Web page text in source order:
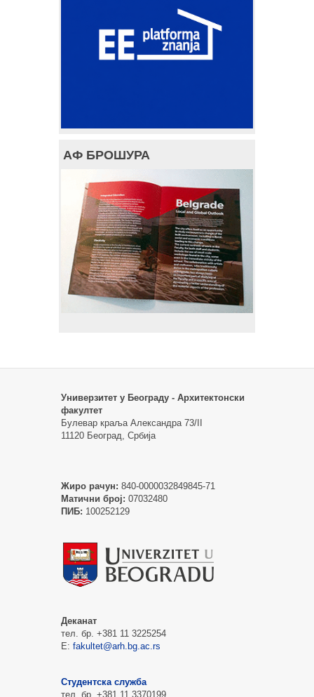
АФ БРОШУРА
Универзитет у Београду - Архитектонски
факултет
Булевар краља Александра 73/II
11120 Београд, Србија
Жиро рачун: 840-0000032849845-71
Матични број: 07032480
ПИБ: 100252129
Деканат
тел. бр. +381 11 3225254
Е: fakultet@arh.bg.ac.rs
Студентска служба
тел. бр. +381 11 3370199